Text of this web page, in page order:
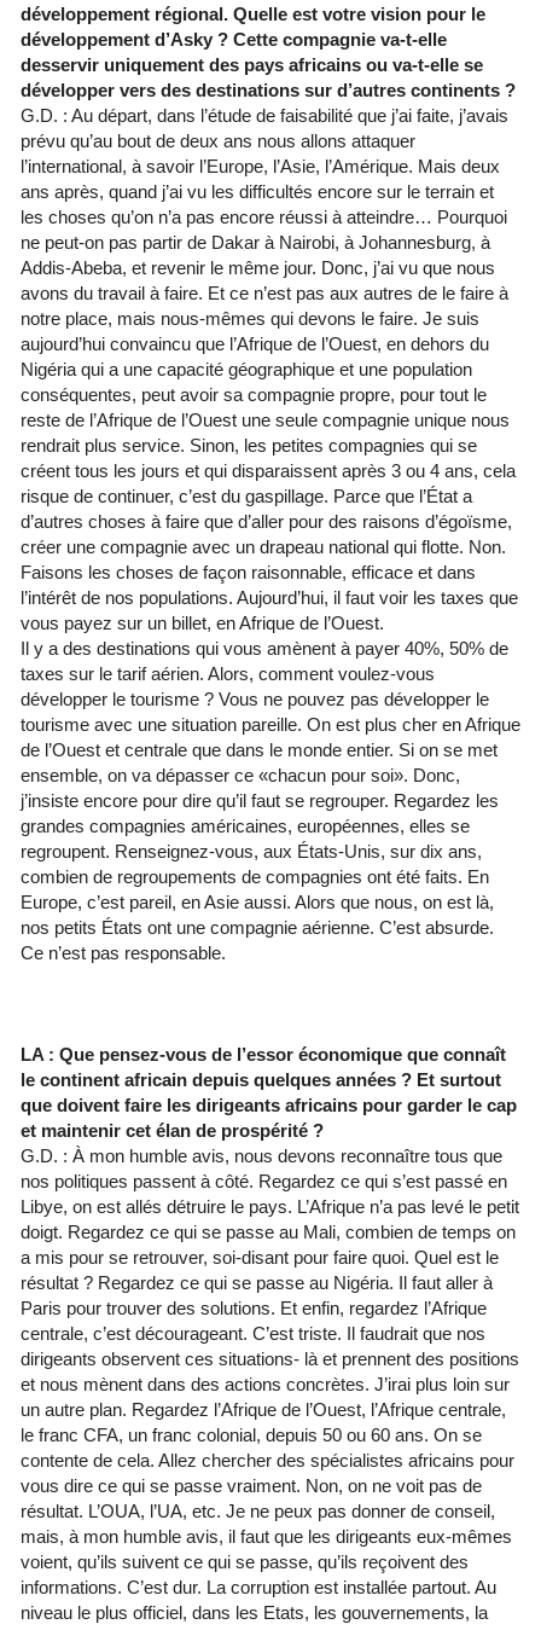
développement régional. Quelle est votre vision pour le
développement d’Asky ? Cette compagnie va-t-elle
desservir uniquement des pays africains ou va-t-elle se
développer vers des destinations sur d’autres continents ?
G.D. : Au départ, dans l’étude de faisabilité que j’ai faite, j’avais
prévu qu’au bout de deux ans nous allons attaquer
l’international, à savoir l’Europe, l’Asie, l’Amérique. Mais deux
ans après, quand j’ai vu les difficultés encore sur le terrain et
les choses qu’on n’a pas encore réussi à atteindre… Pourquoi
ne peut-on pas partir de Dakar à Nairobi, à Johannesburg, à
Addis-Abeba, et revenir le même jour. Donc, j’ai vu que nous
avons du travail à faire. Et ce n’est pas aux autres de le faire à
notre place, mais nous-mêmes qui devons le faire. Je suis
aujourd’hui convaincu que l’Afrique de l’Ouest, en dehors du
Nigéria qui a une capacité géographique et une population
conséquentes, peut avoir sa compagnie propre, pour tout le
reste de l’Afrique de l’Ouest une seule compagnie unique nous
rendrait plus service. Sinon, les petites compagnies qui se
créent tous les jours et qui disparaissent après 3 ou 4 ans, cela
risque de continuer, c’est du gaspillage. Parce que l’État a
d’autres choses à faire que d’aller pour des raisons d’égoïsme,
créer une compagnie avec un drapeau national qui flotte. Non.
Faisons les choses de façon raisonnable, efficace et dans
l’intérêt de nos populations. Aujourd’hui, il faut voir les taxes que
vous payez sur un billet, en Afrique de l’Ouest.
Il y a des destinations qui vous amènent à payer 40%, 50% de
taxes sur le tarif aérien. Alors, comment voulez-vous
développer le tourisme ? Vous ne pouvez pas développer le
tourisme avec une situation pareille. On est plus cher en Afrique
de l’Ouest et centrale que dans le monde entier. Si on se met
ensemble, on va dépasser ce «chacun pour soi». Donc,
j’insiste encore pour dire qu’il faut se regrouper. Regardez les
grandes compagnies américaines, européennes, elles se
regroupent. Renseignez-vous, aux États-Unis, sur dix ans,
combien de regroupements de compagnies ont été faits. En
Europe, c’est pareil, en Asie aussi. Alors que nous, on est là,
nos petits États ont une compagnie aérienne. C’est absurde.
Ce n’est pas responsable.
LA : Que pensez-vous de l’essor économique que connaît
le continent africain depuis quelques années ? Et surtout
que doivent faire les dirigeants africains pour garder le cap
et maintenir cet élan de prospérité ?
G.D. : À mon humble avis, nous devons reconnaître tous que
nos politiques passent à côté. Regardez ce qui s’est passé en
Libye, on est allés détruire le pays. L’Afrique n’a pas levé le petit
doigt. Regardez ce qui se passe au Mali, combien de temps on
a mis pour se retrouver, soi-disant pour faire quoi. Quel est le
résultat ? Regardez ce qui se passe au Nigéria. Il faut aller à
Paris pour trouver des solutions. Et enfin, regardez l’Afrique
centrale, c’est décourageant. C’est triste. Il faudrait que nos
dirigeants observent ces situations- là et prennent des positions
et nous mènent dans des actions concrètes. J’irai plus loin sur
un autre plan. Regardez l’Afrique de l’Ouest, l’Afrique centrale,
le franc CFA, un franc colonial, depuis 50 ou 60 ans. On se
contente de cela. Allez chercher des spécialistes africains pour
vous dire ce qui se passe vraiment. Non, on ne voit pas de
résultat. L’OUA, l’UA, etc. Je ne peux pas donner de conseil,
mais, à mon humble avis, il faut que les dirigeants eux-mêmes
voient, qu’ils suivent ce qui se passe, qu’ils reçoivent des
informations. C’est dur. La corruption est installée partout. Au
niveau le plus officiel, dans les Etats, les gouvernements, la